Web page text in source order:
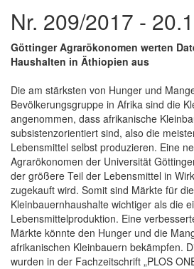
Nr. 209/2017 -
Göttinger Agrarökonomen werten
Haushalten in Äthiopien aus
Die am stärksten von Hunger und
Bevölkerungsgruppe in Afrika sind die
angenommen, dass afrikanische
subsistenzorientiert sind, also die
Lebensmittel selbst produzieren. Eine
Agrarökonomen der Universität
der größere Teil der Lebensmittel in
zugekauft wird. Somit sind Märkte für
Kleinbauernhaushalte wichtiger als die
Lebensmittelproduktion. Eine
Märkte könnte den Hunger und die
afrikanischen Kleinbauern bekämpfen.
wurden in der Fachzeitschrift „PLOS